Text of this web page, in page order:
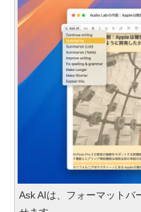
Ask AIは、フォーマットバ